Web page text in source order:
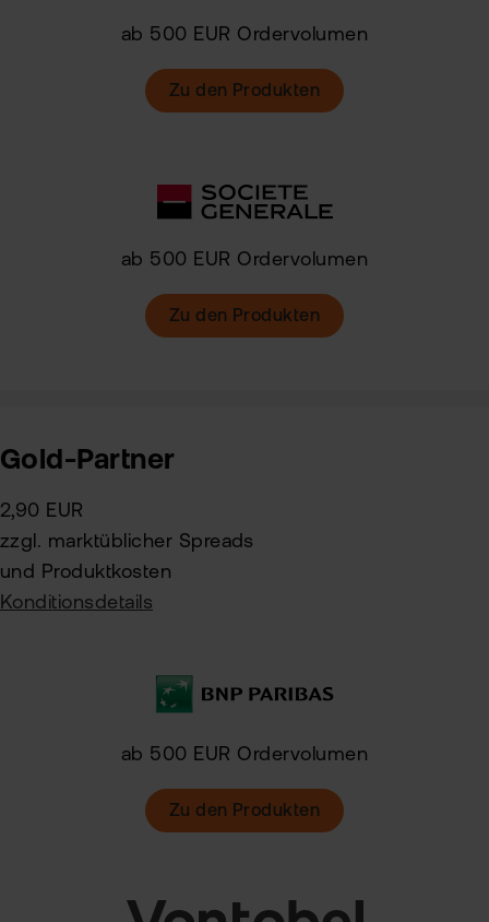
ab 500 EUR Ordervolumen
Zu den Produkten
ab 500 EUR Ordervolumen
Zu den Produkten
Gold-Partner
2,90 EUR
zzgl. marktüblicher Spreads
und Produktkosten
Konditionsdetails
ab 500 EUR Ordervolumen
Zu den Produkten